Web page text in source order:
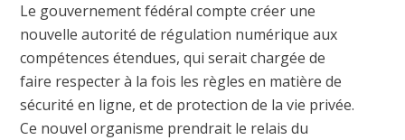
Le gouvernement fédéral compte créer une
nouvelle autorité de régulation numérique aux
compétences étendues, qui serait chargée de
faire respecter à la fois les règles en matière de
sécurité en ligne, et de protection de la vie privée.
Ce nouvel organisme prendrait le relais du